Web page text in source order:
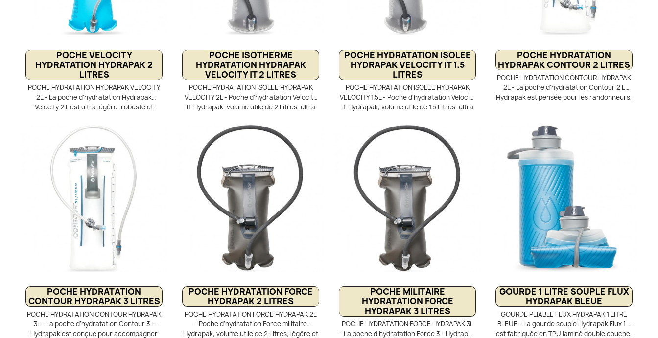
POCHE VELOCITY
HYDRATATION HYDRAPAK 2
LITRES
POCHE HYDRATATION HYDRAPAK VELOCITY
2L - La poche d’hydratation Hydrapak
Velocity 2 L est ultra légère, robuste et
sacs à dos. Son profil fin et sa languette
souple facilitent le chargement, tandis que
son ouverture extra-large permet un
remplissage rapide. Réversible, elle se
nettoie et se sèche facilement pour une
hygiène optimale.
POCHE ISOTHERME
HYDRATATION HYDRAPAK
VELOCITY IT 2 LITRES
POCHE HYDRATATION ISOLEE HYDRAPAK
VELOCITY 2L - Poche d'hydratation Velocity
IT Hydrapak, volume utile de 2 Litres, ultra
une protection contre les transferts de
chaleur . Hydrapak propose des poches à
eau pour sac à dos randonnée, qui sont
réversibles pour un nettoyage et séchage
optimal. Confortable dans les gilets et les
sacs à dos, le Velocity IT redessiné présente
un profil fin et une languette souple pour un
chargement et un déchargement rapides.
Léger, il dispose d'une ouverture extra-
large pour un remplissage rapide en cours
de route. Equipée d’un tube d’hydratation
HydraFusion isolé pour conserver l’eau plus
fraîche plus longtemps.
POCHE HYDRATATION ISOLEE
HYDRAPAK VELOCITY IT 1.5
LITRES
POCHE HYDRATATION ISOLEE HYDRAPAK
VELOCITY 1.5L - Poche d'hydratation Velocity
IT Hydrapak, volume utile de 1.5 Litres, ultra
une protection contre les transferts de
chaleur . Pratique et ergonomique, elle est
équipée d’une ouverture extra-large pour
un remplissage facile et rapide, ainsi que
d’un tube d’hydratation HydraFusion isolé,
qui maintient la fraîcheur de l’eau tout au
long de l’effort. Comme toutes les poches
Hydrapak, elle est réversible, permettant un
nettoyage simple et un séchage complet
pour une hygiène optimale. La poche
d’hydratation Velocity IT 1,5 L Hydrapak est
conçue pour offrir une hydratation fiable et
confortable aux coureurs, randonneurs et
sportifs d’endurance.
POCHE HYDRATATION
HYDRAPAK CONTOUR 2 LITRES
POCHE HYDRATATION CONTOUR HYDRAPAK
2L - La poche d’hydratation Contour 2 L
Hydrapak est pensée pour les randonneurs,
légère, pratique et durable. Avec son
volume utile de 2 litres, elle assure une
autonomie parfaitement adaptée aux
sorties sportives et aux longues journées
actives, tout en restant facile à
transporter. Fond 3D qui améliore la stabilité
dans le sac et évite l’effet de « ballon
». Système Shape-Loc pour une répartition
optimale de l’eau et une meilleure
compacité. Orifice de sortie latéral qui
facilite l’intégration dans la plupart des sacs
à dos et améliore la fluidité d’utilisation.
POCHE HYDRATATION
CONTOUR HYDRAPAK 3 LITRES
POCHE HYDRATATION CONTOUR HYDRAPAK
3L - La poche d’hydratation Contour 3 L
Hydrapak est conçue pour accompagner
POCHE HYDRATATION FORCE
HYDRAPAK 2 LITRES
POCHE HYDRATATION FORCE HYDRAPAK 2L
- Poche d'hydratation Force militaire
Hydrapak, volume utile de 2 Litres, légère et
POCHE MILITAIRE
HYDRATATION FORCE
HYDRAPAK 3 LITRES
POCHE HYDRATATION FORCE HYDRAPAK 3L
- La poche d’hydratation Force 3 L Hydrapak
GOURDE 1 LITRE SOUPLE FLUX
HYDRAPAK BLEUE
GOURDE PLIABLE FLUX HYDRAPAK 1 LITRE
BLEUE - La gourde souple Hydrapak Flux 1 L
est fabriquée en TPU laminé double couche,